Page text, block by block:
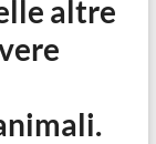
altre